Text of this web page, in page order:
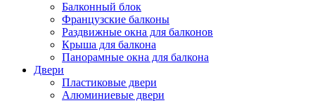
Балконный блок
Французские балконы
Раздвижные окна для балконов
Крыша для балкона
Панорамные окна для балкона
Двери
Пластиковые двери
Алюминиевые двери